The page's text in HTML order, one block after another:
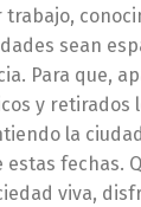
sean
Para que,
y retirados
la
fechas.
viva,